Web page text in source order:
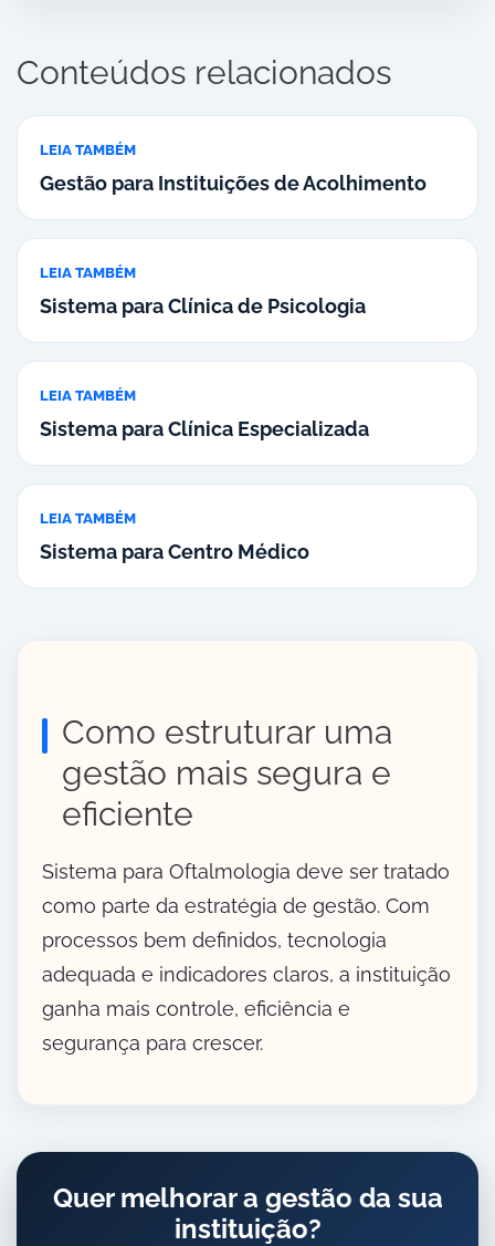
Conteúdos relacionados
LEIA TAMBÉM
Gestão para Instituições de Acolhimento
LEIA TAMBÉM
Sistema para Clínica de Psicologia
LEIA TAMBÉM
Sistema para Clínica Especializada
LEIA TAMBÉM
Sistema para Centro Médico
Como estruturar uma
gestão mais segura e
eficiente
Sistema para Oftalmologia deve ser tratado
como parte da estratégia de gestão. Com
processos bem definidos, tecnologia
adequada e indicadores claros, a instituição
ganha mais controle, eficiência e
segurança para crescer.
Quer melhorar a gestão da sua
instituição?